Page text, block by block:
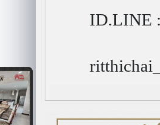
ID.LINE